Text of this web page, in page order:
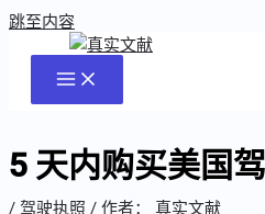
跳至内容
5 天内购买美国
/ 驾驶执照 / 作者： 真实文献